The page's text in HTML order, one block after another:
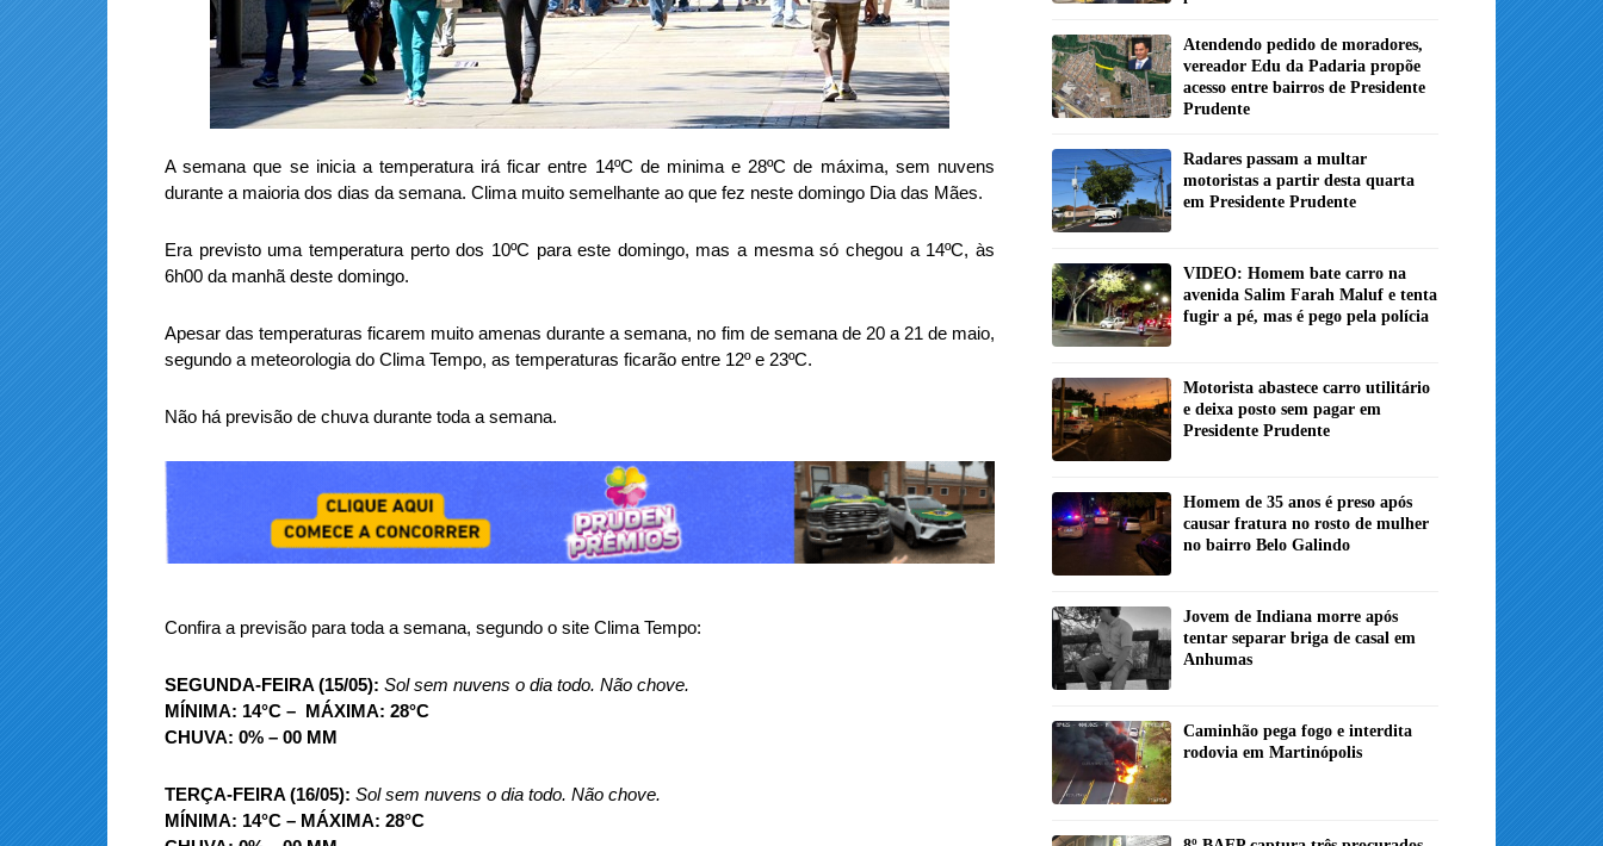
A semana que se inicia a temperatura irá ficar entre 14ºC de minima e 28ºC de máxima, sem nuvens
durante a maioria dos dias da semana. Clima muito semelhante ao que fez neste domingo Dia das Mães.
Era previsto uma temperatura perto dos 10ºC para este domingo, mas a mesma só chegou a 14ºC, às
6h00 da manhã deste domingo.
Apesar das temperaturas ficarem muito amenas durante a semana, no fim de semana de 20 a 21 de maio,
segundo a meteorologia do Clima Tempo, as temperaturas ficarão entre 12º e 23ºC.
Não há previsão de chuva durante toda a semana.
Confira a previsão para toda a semana, segundo o site Clima Tempo:
SEGUNDA-FEIRA (15/05): Sol sem nuvens o dia todo. Não chove.
MÍNIMA: 14°C – MÁXIMA: 28°C
CHUVA: 0% – 00 MM
TERÇA-FEIRA (16/05): Sol sem nuvens o dia todo. Não chove.
MÍNIMA: 14°C – MÁXIMA: 28°C
Atendendo pedido de moradores,
vereador Edu da Padaria propõe
acesso entre bairros de Presidente
Prudente
Radares passam a multar
motoristas a partir desta quarta
em Presidente Prudente
VIDEO: Homem bate carro na
avenida Salim Farah Maluf e tenta
fugir a pé, mas é pego pela polícia
Motorista abastece carro utilitário
e deixa posto sem pagar em
Presidente Prudente
Homem de 35 anos é preso após
causar fratura no rosto de mulher
no bairro Belo Galindo
Jovem de Indiana morre após
tentar separar briga de casal em
Anhumas
Caminhão pega fogo e interdita
rodovia em Martinópolis